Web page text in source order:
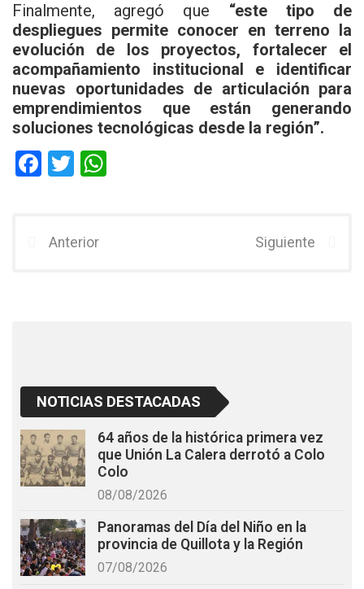
Finalmente, agregó que “este tipo de
despliegues permite conocer en terreno la
evolución de los proyectos, fortalecer el
acompañamiento institucional e identificar
nuevas oportunidades de articulación para
emprendimientos que están generando
soluciones tecnológicas desde la región”.
F
b
T
er
Anterior Siguiente
NOTICIAS DESTACADAS
64 años de la histórica primera vez
que Unión La Calera derrotó a Colo
Colo
08/08/2026
Panoramas del Día del Niño en la
provincia de Quillota y la Región
07/08/2026